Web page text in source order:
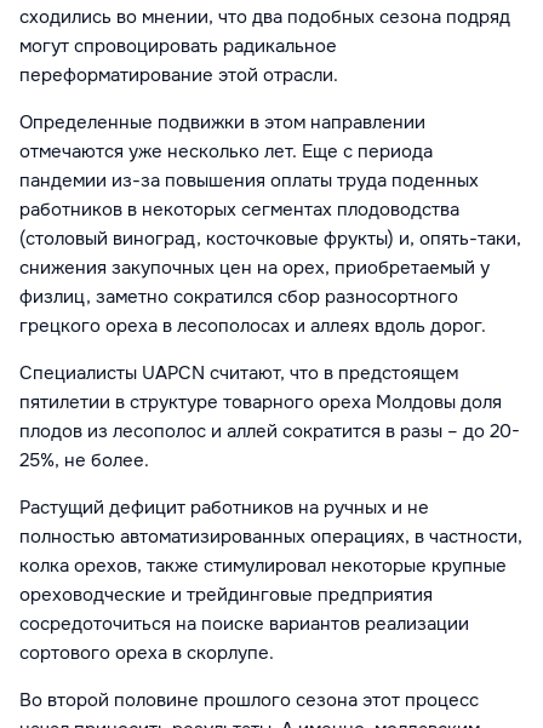
сходились во мнении, что два подобных сезона подряд
могут спровоцировать радикальное
переформатирование этой отрасли.
Определенные подвижки в этом направлении
отмечаются уже несколько лет. Еще с периода
пандемии из-за повышения оплаты труда поденных
работников в некоторых сегментах плодоводства
(столовый виноград, косточковые фрукты) и, опять-таки,
снижения закупочных цен на орех, приобретаемый у
физлиц, заметно сократился сбор разносортного
грецкого ореха в лесополосах и аллеях вдоль дорог.
Специалисты UAPCN считают, что в предстоящем
пятилетии в структуре товарного ореха Молдовы доля
плодов из лесополос и аллей сократится в разы – до 20-
25%, не более.
Растущий дефицит работников на ручных и не
полностью автоматизированных операциях, в частности,
колка орехов, также стимулировал некоторые крупные
ореховодческие и трейдинговые предприятия
сосредоточиться на поиске вариантов реализации
сортового ореха в скорлупе.
Во второй половине прошлого сезона этот процесс